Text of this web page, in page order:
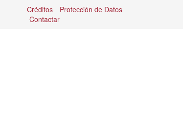
Créditos
Protección de Datos
Contactar